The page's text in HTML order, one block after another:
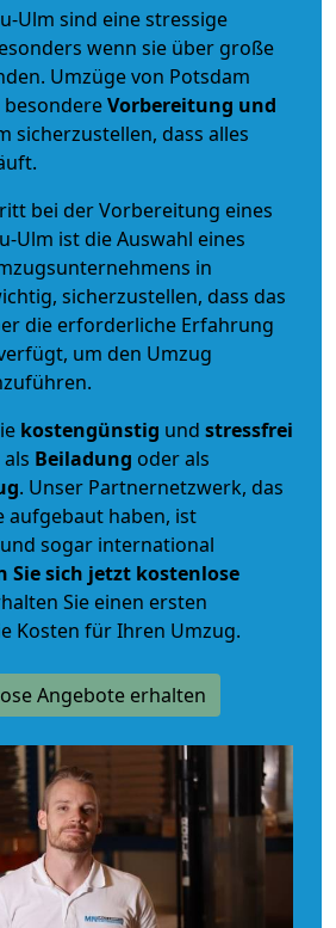
Ulm sind eine stressige
wenn sie über große
Umzüge von Potsdam
Vorbereitung und
sicherzustellen, dass alles
bei der Vorbereitung eines
Ulm ist die Auswahl eines
in
sicherzustellen, dass das
die erforderliche Erfahrung
um den Umzug
kostengünstig und stressfrei
als Beiladung oder als
. Unser Partnernetzwerk, das
aufgebaut haben, ist
sogar international
Sie sich jetzt kostenlose
Sie einen ersten
Kosten für Ihren Umzug.
Angebote erhalten